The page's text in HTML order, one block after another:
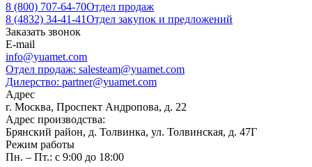
8 (800) 707-64-70Отдел продаж
8 (4832) 34-41-41Отдел закупок и предложений
Заказать звонок
E-mail
info@yuamet.com
Отдел продаж: salesteam@yuamet.com
Дилерство: partner@yuamet.com
Адрес
г. Москва, Проспект Андропова, д. 22
Адрес производства:
Брянский район, д. Толвинка, ул. Толвинская, д. 47Г
Режим работы
Пн. – Пт.: с 9:00 до 18:00